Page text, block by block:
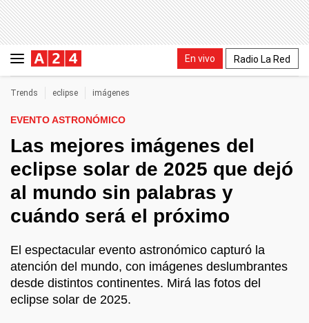
En vivo Radio La Red
Trends eclipse imágenes
EVENTO ASTRONÓMICO
Las mejores imágenes del
eclipse solar de 2025 que dejó
al mundo sin palabras y
cuándo será el próximo
El espectacular evento astronómico capturó la
atención del mundo, con imágenes deslumbrantes
desde distintos continentes. Mirá las fotos del
eclipse solar de 2025.